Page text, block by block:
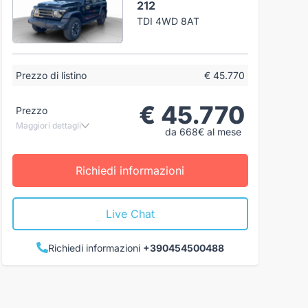
212
TDI 4WD 8AT
Prezzo di listino € 45.770
Prezzo
Maggiori dettagli € 45.770
da 668€ al mese
Richiedi informazioni
Live Chat
Richiedi informazioni +390454500488